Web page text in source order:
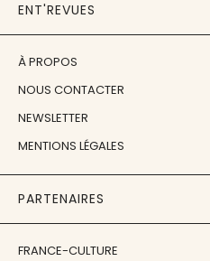
ENT'REVUES
À PROPOS
NOUS CONTACTER
NEWSLETTER
MENTIONS LÉGALES
PARTENAIRES
FRANCE-CULTURE